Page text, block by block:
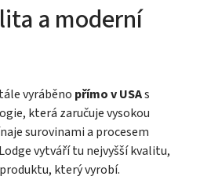
a moderní
vyráběno přímo v USAs
která zaručuje vysokou
surovinami a procesem
vytváří tu nejvyšší kvalitu,
který vyrobí.